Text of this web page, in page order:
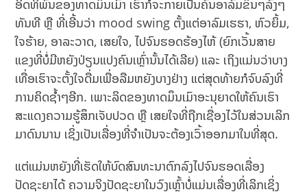
ອິດທິພົນຂອງທາດມຶນເມົາ ເຮົາກໍຈະກາຍເປັນຄົນອາລົມຂຶ້ນໆລົງໆ
ທັນທີ ຫຼື ທີ່ເອີ້ນວ່າ mood swing ຕັ້ງແຕ່ອາລົມເຮຮາ, ຫົວຍິ້ມ,
ໃຈຮ້າຍ, ອາລະວາດ, ເສຍໃຈ, ໄປຈົນຮອດຮ້ອງໄຫ້ (ຍົກເວັ້ນສາຍ
ແຂງທີ່ບໍ່ມີຫຍັງປ່ຽນແປງຄົນເຫຼົ່ານັ້ນໄດ້ເລີຍ) ແລະ ເຖິງແມ່ນວ່າບາງ
ເທື່ອເຮົາຈະຕັ້ງໃຈດື່ມເພື່ອລືມຫຍັງບາງຢ່າງ ແຕ່ສຸດທ້າຍກໍຈົບລົງທີ່
ການຄິດຊໍ້າໆອີກ. ເພາະລິດຂອງທາດມຶນເມົາອະນຸຍາດໃຫ້ຄົນເຮົາ
ສະແດງຄວາມຮູ້ສຶກເຈັບປວດ ຫຼື ເສຍໃຈທີ່ຖືກເຊື່ອງໄວ້ໃນສ່ວນເລິກ
ມາດົນນານ ເຊິ່ງເປັນເລື່ອງທີ່ຈໍາເປັນຈະຕ້ອງເວົ້າອອກມາໃນທີ່ສຸດ.
ແຕ່ແມ່ນຫຍັງທີ່ເຮັດໃຫ້ບົດສົນທະນາຕົກລົງໄປຈົນຮອດເລື່ອງ
ປັດຊະຍາໄດ້ ຄວາມຈິງປັດຊະຍາໃນວົງເຫຼົ້າບໍ່ແມ່ນເລື່ອງທີ່ເລິກເຊິ່ງ